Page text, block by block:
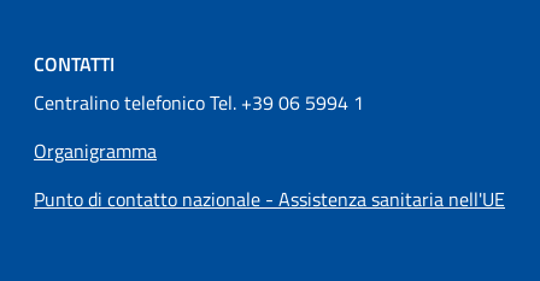
CONTATTI
Centralino telefonico Tel. +39 06 5994 1
Organigramma
Punto di contatto nazionale - Assistenza sanitaria nell'UE